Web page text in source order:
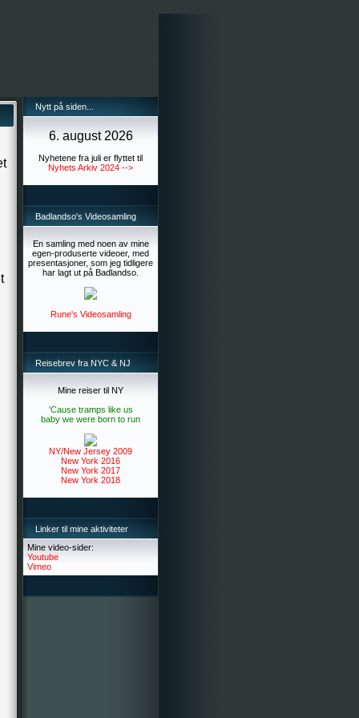
Nytt på siden...
6. august 2026
Nyhetene fra juli er flyttet til
Nyhets Arkiv 2024 -->
Badlandso's Videosamling
En samling med noen av mine
egen-produserte videoer, med
presentasjoner, som jeg tidligere
har lagt ut på Badlandso.
Rune's Videosamling
Reisebrev fra NYC & NJ
Mine reiser til NY
'Cause tramps like us
baby we were born to run
NY/New Jersey 2009
New York 2016
New York 2017
New York 2018
Linker til mine aktiviteter
Mine video-sider:
Youtube
Vimeo